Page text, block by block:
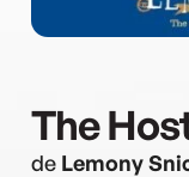
The
de Lemony